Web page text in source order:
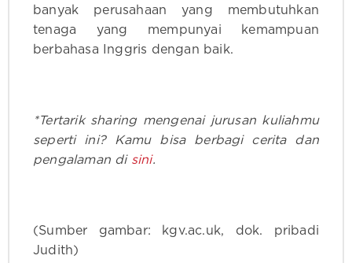
banyak perusahaan yang membutuhkan
tenaga yang mempunyai kemampuan
berbahasa Inggris dengan baik.
*Tertarik sharing mengenai jurusan kuliahmu
seperti ini? Kamu bisa berbagi cerita dan
pengalaman di sini.
(Sumber gambar: kgv.ac.uk, dok. pribadi
Judith)